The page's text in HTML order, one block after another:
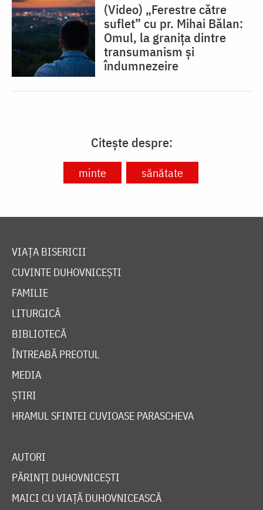
(Video) „Ferestre către
suflet” cu pr. Mihai Bălan:
Omul, la granița dintre
transumanism și
îndumnezeire
Citește despre:
minte sănătate
VIAȚA BISERICII
CUVINTE DUHOVNICEȘTI
FAMILIE
LITURGICĂ
BIBLIOTECĂ
ÎNTREABĂ PREOTUL
MEDIA
ȘTIRI
HRAMUL SFINTEI CUVIOASE PARASCHEVA
AUTORI
PĂRINȚI DUHOVNICEȘTI
MAICI CU VIAȚĂ DUHOVNICEASCĂ